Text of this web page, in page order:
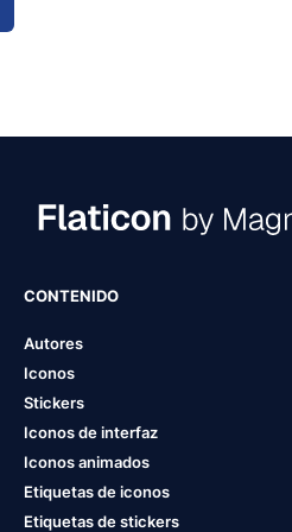
CONTENIDO
Autores
Iconos
Stickers
Iconos de interfaz
Iconos animados
Etiquetas de iconos
Etiquetas de stickers